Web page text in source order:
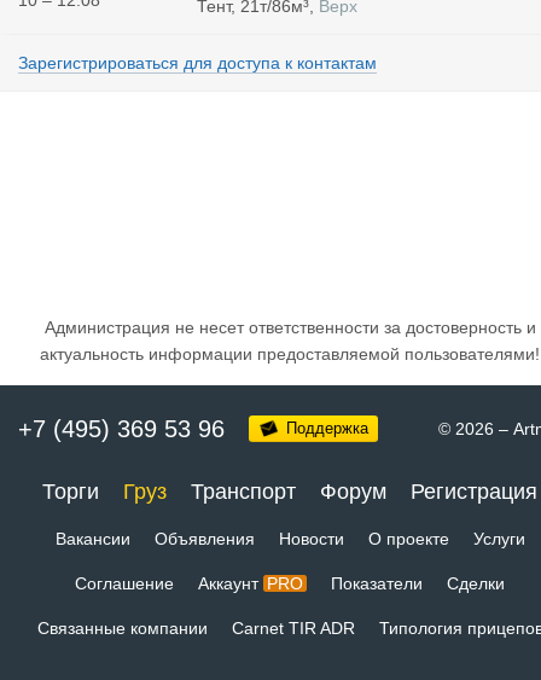
Тент, 21т/86м³, Верх
Зарегистрироваться для доступа к контактам
Администрация не несет ответственности за достоверность и
актуальность информации предоставляемой пользователями!
+7 (495) 369 53 96 Поддержка © 2026 –
Торги Груз Транспорт Форум Регистрация
Вакансии Объявления Новости О проекте Услуги
Соглашение Аккаунт PRO Показатели Сделки
Связанные компании Carnet TIR ADR Типология